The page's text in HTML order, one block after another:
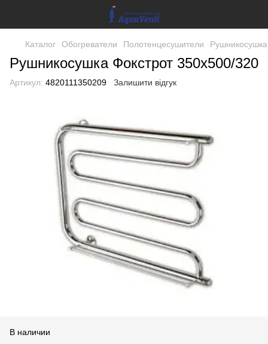
Каталог Обогреватели Полотенцесушители
Рушникосушка Фокстрот 350х500/320
Артикул: 4820111350209 Залишити відгук
В наличии